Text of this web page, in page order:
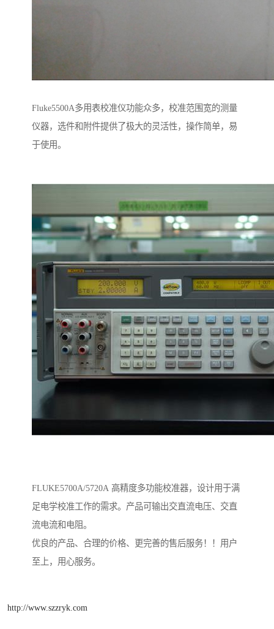
Fluke5500A多用表校准仪功能众多，校准范围宽的测量
仪器，选件和附件提供了极大的灵活性，操作简单，易
于使用。
FLUKE5700A/5720A 高精度多功能校准器，设计用于满
足电学校准工作的需求。产品可输出交直流电压、交直
流电流和电阻。
优良的产品、合理的价格、更完善的售后服务！！用户
至上，用心服务。
http://www.szzryk.com